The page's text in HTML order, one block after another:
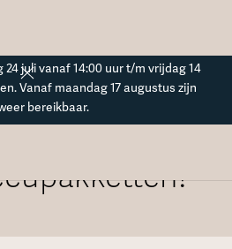
juli vanaf 14:00 uur t/m vrijdag 14
Vanaf maandag 17 augustus zijn
bereikbaar.